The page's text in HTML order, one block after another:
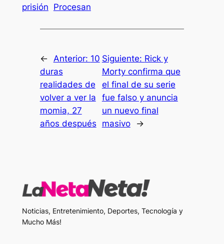
prisión Procesan
← Anterior: 10
duras
realidades de
volver a ver la
momia, 27
años después
Siguiente: Rick y
Morty confirma que
el final de su serie
fue falso y anuncia
un nuevo final
masivo
→
Noticias, Entretenimiento, Deportes, Tecnología y
Mucho Más!